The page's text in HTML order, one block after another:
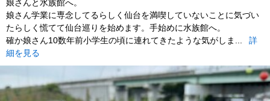
娘さんと水族館へ。
娘さん学業に専念してるらしく仙台を満喫していないことに気づい
たらしく慌てて仙台巡りを始めます。手始めに水族館へ。
確か娘さん10数年前小学生の頃に連れてきたような気がしま...
詳
細を見る